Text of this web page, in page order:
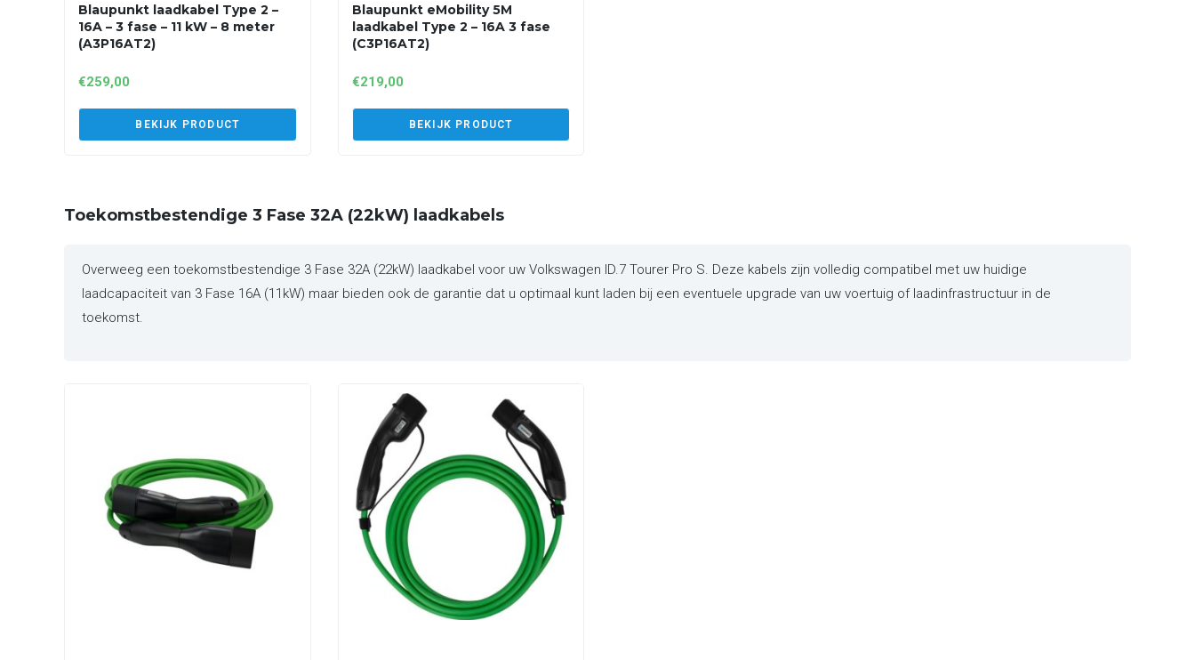
Blaupunkt laadkabel Type 2 –
16A – 3 fase – 11 kW – 8 meter
(A3P16AT2)
€259,00
BEKIJK PRODUCT
Blaupunkt eMobility 5M
laadkabel Type 2 – 16A 3 fase
(C3P16AT2)
€219,00
BEKIJK PRODUCT
Toekomstbestendige 3 Fase 32A (22kW) laadkabels
Overweeg een toekomstbestendige 3 Fase 32A (22kW) laadkabel voor uw Volkswagen ID.7 Tourer Pro S. Deze kabels zijn volledig compatibel met uw huidige
laadcapaciteit van 3 Fase 16A (11kW) maar bieden ook de garantie dat u optimaal kunt laden bij een eventuele upgrade van uw voertuig of laadinfrastructuur in de
toekomst.